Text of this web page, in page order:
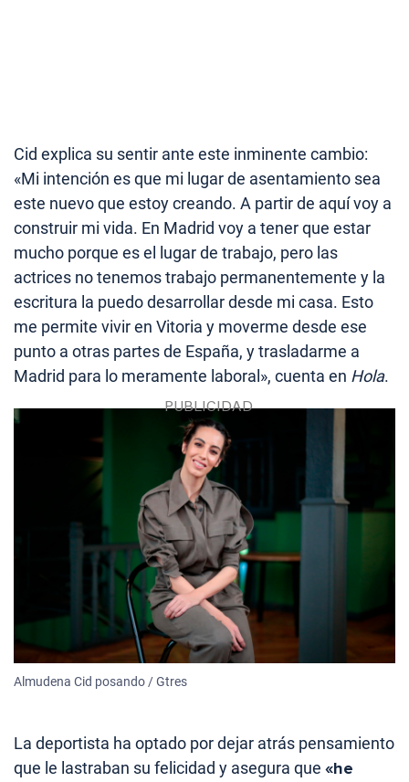
Cid explica su sentir ante este inminente cambio:
«Mi intención es que mi lugar de asentamiento sea
este nuevo que estoy creando. A partir de aquí voy a
construir mi vida. En Madrid voy a tener que estar
mucho porque es el lugar de trabajo, pero las
actrices no tenemos trabajo permanentemente y la
escritura la puedo desarrollar desde mi casa. Esto
me permite vivir en Vitoria y moverme desde ese
punto a otras partes de España, y trasladarme a
Madrid para lo meramente laboral», cuenta en Hola.
Almudena Cid posando / Gtres
La deportista ha optado por dejar atrás pensamiento
que le lastraban su felicidad y asegura que «he